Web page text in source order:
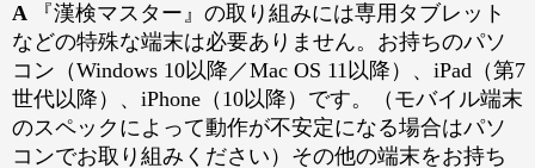
A
『漢検マスター』の取り組みには専用タブレット
などの特殊な端末は必要ありません。お持ちのパソ
コン（Windows 10以降／Mac OS 11以降）、iPad（第7
世代以降）、iPhone（10以降）です。（モバイル端末
のスペックによって動作が不安定になる場合はパソ
コンでお取り組みください）その他の端末をお持ち